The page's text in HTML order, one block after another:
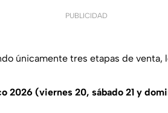
PUBLICIDAD
únicamente tres etapas de venta,
2026 (viernes 20, sábado 21 y